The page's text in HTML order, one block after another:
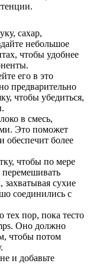
сахар,
небольшое
чтобы удобнее
его в это
предварительно
чтобы убедиться,
в смесь,
Это поможет
обеспечит более
чтобы по мере
перемешивать
захватывая сухие
соединились с
пор, пока тесто
Оно должно
чтобы потом
и добавьте